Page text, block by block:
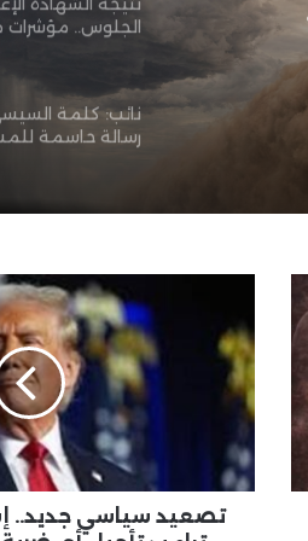
الجلوس..
نائب: كلمة
رسالة حاسمة
نائب وزير الصحة
المصرية في
المركز الإفريقي
وزير الخارجية
تنمية المرأة
العالم الإسلامي
جديد..
إسرائيل
تطلب
من
ترامب
تأجيل
أي
ضربةتصعيد سياسي جديد..